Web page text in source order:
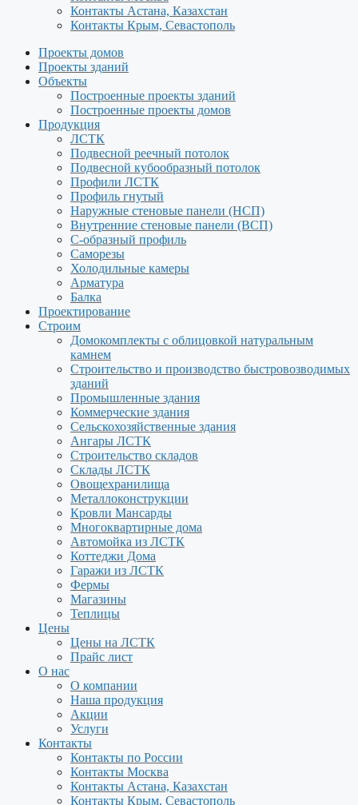
Контакты Астана, Казахстан
Контакты Крым, Севастополь
Проекты домов
Проекты зданий
Объекты
Построенные проекты зданий
Построенные проекты домов
Продукция
ЛСТК
Подвесной реечный потолок
Подвесной кубообразный потолок
Профили ЛСТК
Профиль гнутый
Наружные стеновые панели (НСП)
Внутренние стеновые панели (ВСП)
С-образный профиль
Саморезы
Холодильные камеры
Арматура
Балка
Проектирование
Строим
Домокомплекты с облицовкой натуральным
камнем
Строительство и производство быстровозводимых
зданий
Промышленные здания
Коммерческие здания
Сельскохозяйственные здания
Ангары ЛСТК
Строительство складов
Склады ЛСТК
Овощехранилища
Металлоконструкции
Кровли Мансарды
Многоквартирные дома
Автомойка из ЛСТК
Коттеджи Дома
Гаражи из ЛСТК
Фермы
Магазины
Теплицы
Цены
Цены на ЛСТК
Прайс лист
О нас
О компании
Наша продукция
Акции
Услуги
Контакты
Контакты по России
Контакты Москва
Контакты Астана, Казахстан
Контакты Крым, Севастополь